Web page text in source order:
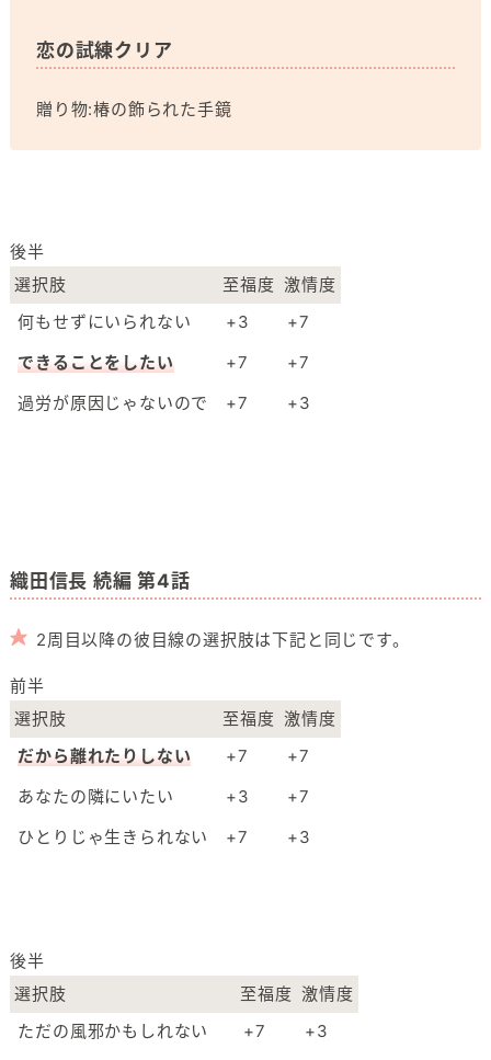
恋の試練クリア
贈り物:椿の飾られた手鏡
選択肢 至福度 激情度
何もせずにいられない
+3
+7
できることをしたい
+7
+7
過労が原因じゃないので
+7 +3
後半
織田信長 続編 第4話
2周目以降の彼目線の選択肢は下記と同じです。
選択肢 至福度 激情度
だから離れたりしない
+7
+7
あなたの隣にいたい
+3
+7
ひとりじゃ生きられない
+7 +3
前半
選択肢 至福度 激情度
ただの風邪かもしれない
+7
+3
後半